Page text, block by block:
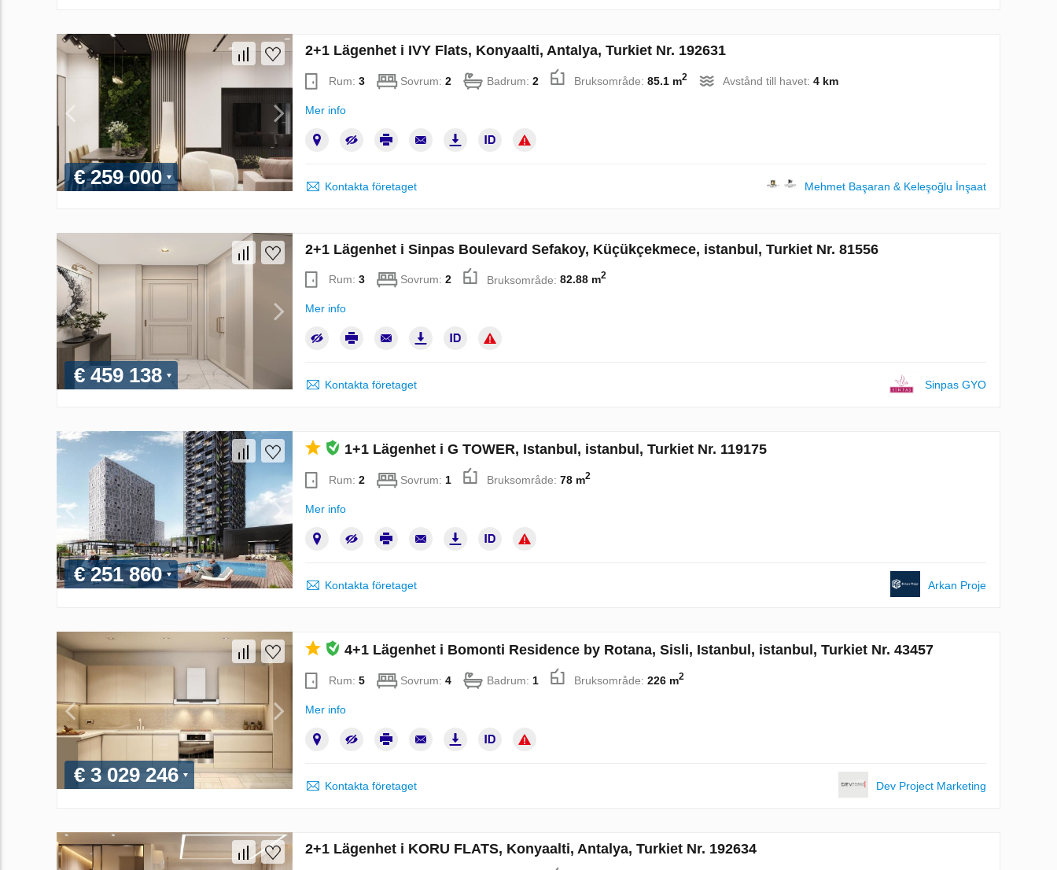
€ 259 000
2+1 Lägenhet i IVY Flats, Konyaalti, Antalya, Turkiet Nr. 192631
Rum: 3 Sovrum: 2 Badrum: 2 Bruksområde: 85.1 m2 Avstånd till havet: 4 km
Mer info
Kontakta företaget Mehmet Başaran & Keleşoğlu İnşaat
€ 459 138
2+1 Lägenhet i Sinpas Boulevard Sefakoy, Küçükçekmece, istanbul, Turkiet Nr. 81556
Rum: 3 Sovrum: 2 Bruksområde: 82.88 m2
Mer info
Kontakta företaget Sinpas GYO
€ 251 860
1+1 Lägenhet i G TOWER, Istanbul, istanbul, Turkiet Nr. 119175
Rum: 2 Sovrum: 1 Bruksområde: 78 m2
Mer info
Kontakta företaget Arkan Proje
€ 3 029 246
4+1 Lägenhet i Bomonti Residence by Rotana, Sisli, Istanbul, istanbul, Turkiet Nr. 43457
Rum: 5 Sovrum: 4 Badrum: 1 Bruksområde: 226 m2
Mer info
Kontakta företaget Dev Project Marketing
2+1 Lägenhet i KORU FLATS, Konyaalti, Antalya, Turkiet Nr. 192634